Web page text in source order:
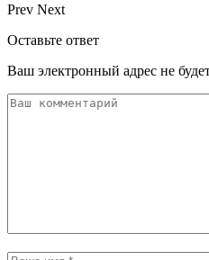
Prev Next
Оставьте ответ
Ваш электронный адрес не